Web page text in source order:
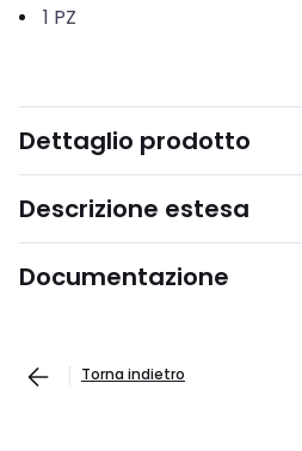
1 PZ
Dettaglio prodotto
Descrizione estesa
Documentazione
Torna indietro